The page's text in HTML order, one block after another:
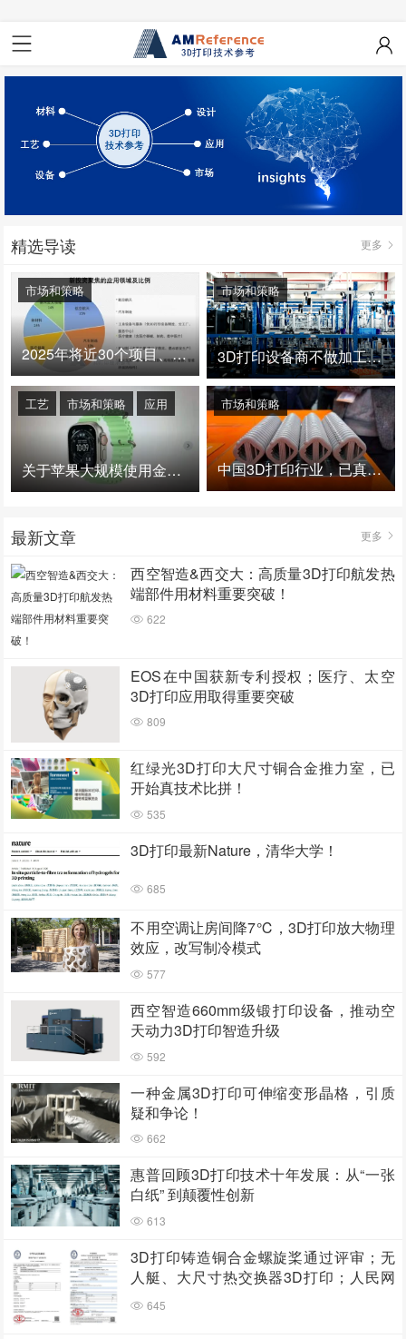
精选导读 更多
2025年将近30个项目、150亿投资：3D打印真的迎来爆发拐点了吗
市场和策略
3D打印设备商不做加工服务，就成了旁观者！
市场和策略
关于苹果大规模使用金属3D打印的思考
工艺 市场和策略 应用
中国3D打印行业，已真正进入爆发时代！
市场和策略
最新文章 更多
西空智造&西交大：高质量3D打印航发热
端部件用材料重要突破！
622
EOS在中国获新专利授权；医疗、太空
3D打印应用取得重要突破
809
红绿光3D打印大尺寸铜合金推力室，已
开始真技术比拼！
535
3D打印最新Nature，清华大学！
685
不用空调让房间降7℃，3D打印放大物理
效应，改写制冷模式
577
西空智造660mm级锻打印设备，推动空
天动力3D打印智造升级
592
一种金属3D打印可伸缩变形晶格，引质
疑和争论！
662
惠普回顾3D打印技术十年发展：从“一张
白纸” 到颠覆性创新
613
3D打印铸造铜合金螺旋桨通过评审；无
人艇、大尺寸热交换器3D打印；人民网
报道两家3D打印企业
645